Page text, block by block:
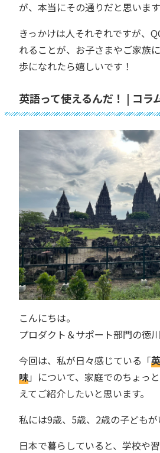
が、本当にその通りだと思います
きっかけは人それぞれですが、
れることが、お子さまやご家族
歩になれたら嬉しいです！
英語って使えるんだ！ | コラ
こんにちは。
プロダクト＆サポート部門の徳川
今回は、私が日々感じている「
味」について、家庭でのちょっ
えてご紹介したいと思います。
私には9歳、5歳、2歳の子どもが
日本で暮らしていると、学校や